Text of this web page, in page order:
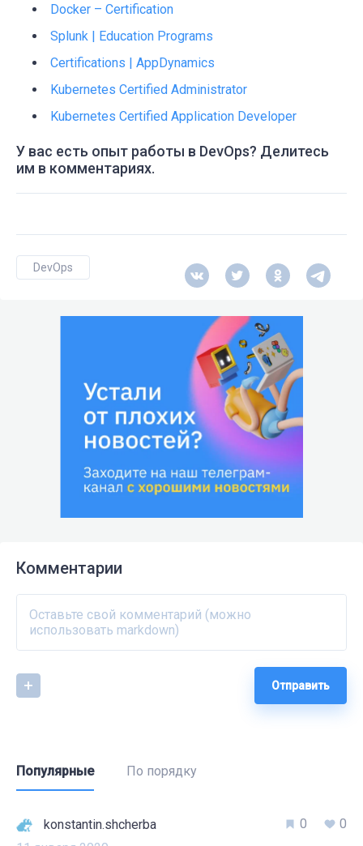
Docker – Certification
Splunk | Education Programs
Certifications | AppDynamics
Kubernetes Certified Administrator
Kubernetes Certified Application Developer
У вас есть опыт работы в DevOps? Делитесь
им в комментариях.
DevOps
Комментарии
Отправить
Популярные По порядку
konstantin.shcherba
0 0